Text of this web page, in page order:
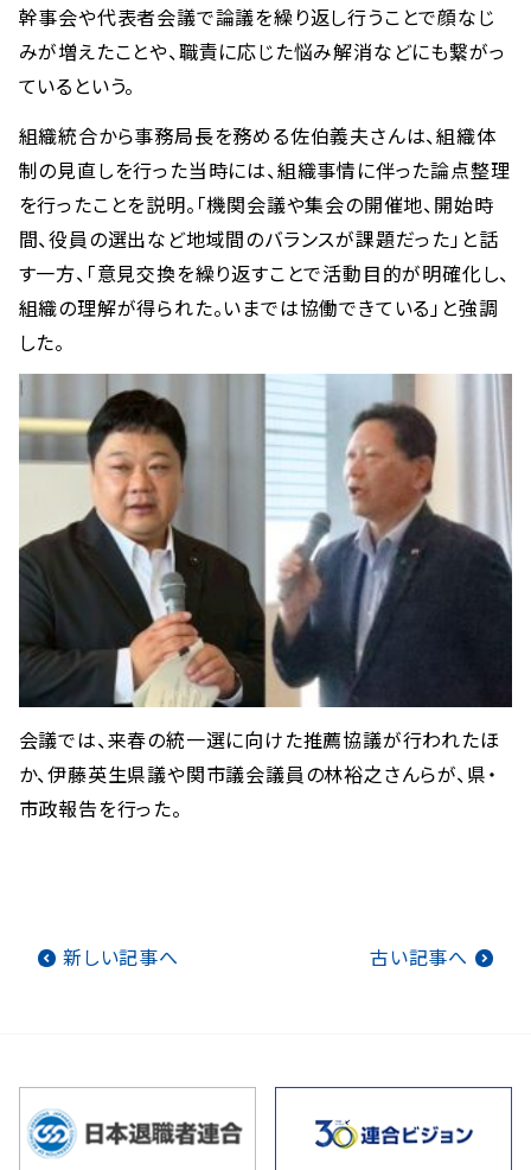
幹事会や代表者会議で論議を繰り返し行うことで顔なじ
みが増えたことや、職責に応じた悩み解消などにも繋がっ
ているという。
組織統合から事務局長を務める佐伯義夫さんは、組織体
制の見直しを行った当時には、組織事情に伴った論点整理
を行ったことを説明。「機関会議や集会の開催地、開始時
間、役員の選出など地域間のバランスが課題だった」と話
す一方、「意見交換を繰り返すことで活動目的が明確化し、
組織の理解が得られた。いまでは協働できている」と強調
した。
会議では、来春の統一選に向けた推薦協議が行われたほ
か、伊藤英生県議や関市議会議員の林裕之さんらが、県・
市政報告を行った。
新しい記事へ 古い記事へ